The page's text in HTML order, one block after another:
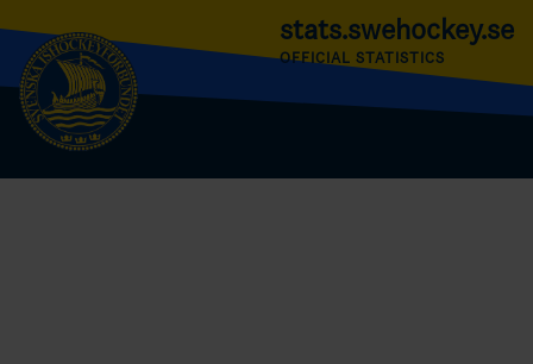
stats.swehockey.se
OFFICIAL STATISTICS